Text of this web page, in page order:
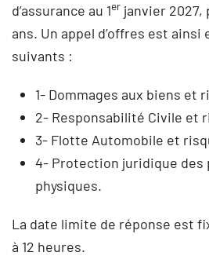
d’assurance au 1er janvier 2027,
ans. Un appel d’offres est ainsi
suivants :
1- Dommages aux biens et
2- Responsabilité Civile et
3- Flotte Automobile et
4- Protection juridique des
physiques.
La date limite de réponse est
à 12 heures.